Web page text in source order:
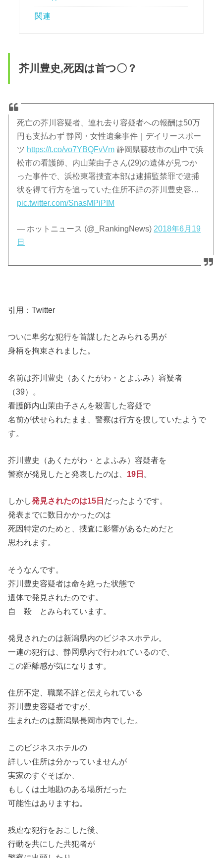
関連
芥川豊史,死因は首つ〇？
死亡の芥川容疑者、連れ去り容疑者への報酬は50万
円も支払わず 静岡・女性遺棄事件｜デイリースポー
ツ https://t.co/vo7YBQFvVm 静岡県藤枝市の山中で浜
松市の看護師、内山茉由子さん(29)の遺体が見つか
った事件で、浜松東署捜査本部は逮捕監禁罪で逮捕
状を得て行方を追っていた住所不詳の芥川豊史容…
pic.twitter.com/SnasMPiPIM
— ホットニュース (@_RankingNews) 2018年6月19
日
引用：Twitter
ついに卑劣な犯行を首謀したとみられる男が
身柄を拘束されました。
名前は芥川豊史（あくたがわ・とよふみ）容疑者
（39）。
看護師内山茉由子さんを殺害した容疑で
名前が伏せられたまま、警察は行方を捜していたようで
す。
芥川豊史（あくたがわ・とよふみ）容疑者を
警察が発見したと発表したのは、 19日 。
しかし発見されたのは15日 だったようです。
発表までに数日かかったのは
死因特定のためと、捜査に影響があるためだと
思われます。
そうなんです。
芥川豊史容疑者は命を絶った状態で
遺体で発見されたのです。
自 殺 とみられています。
発見されたのは新潟県内のビジネスホテル。
一連の犯行は、静岡県内で行われているので、
この距離感が気になります。
住所不定、職業不詳と伝えられている
芥川豊史容疑者ですが、
生まれたのは新潟県長岡市内でした。
このビジネスホテルの
詳しい住所は分かっていませんが
実家のすぐそばか、
もしくは土地勘のある場所だった
可能性はありますね。
残虐な犯行をおこした後、
行動を共にした共犯者が